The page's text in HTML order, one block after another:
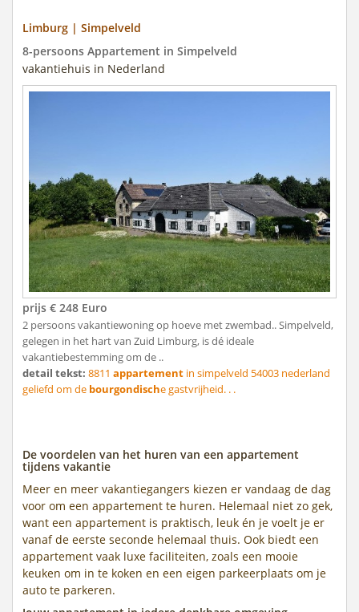
Limburg | Simpelveld
8-persoons Appartement in Simpelveld
vakantiehuis in Nederland
prijs € 248 Euro
2 persoons vakantiewoning op hoeve met zwembad.. Simpelveld,
gelegen in het hart van Zuid Limburg, is dé ideale
vakantiebestemming om de ..
detail tekst: 8811 appartement in simpelveld 54003 nederland
geliefd om de bourgondische gastvrijheid. . .
De voordelen van het huren van een appartement
tijdens vakantie
Meer en meer vakantiegangers kiezen er vandaag de dag
voor om een appartement te huren. Helemaal niet zo gek,
want een appartement is praktisch, leuk én je voelt je er
vanaf de eerste seconde helemaal thuis. Ook biedt een
appartement vaak luxe faciliteiten, zoals een mooie
keuken om in te koken en een eigen parkeerplaats om je
auto te parkeren.